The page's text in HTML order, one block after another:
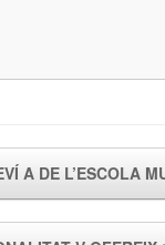
A DE L’ESCOLA